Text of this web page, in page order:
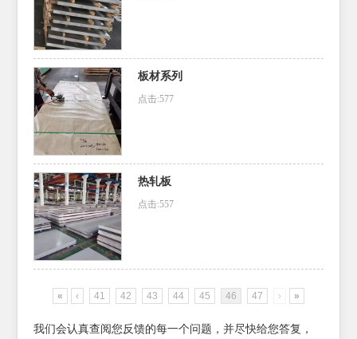
板材系列
点击:577
热轧板
点击:557
« ‹ 41 42 43 44 45 46 47 › »
我们会认真查阅您反馈的每一个问题，并尽快给您答复，